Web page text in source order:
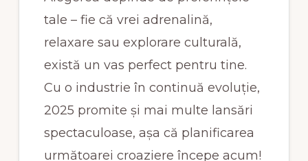
tale – fie că vrei adrenalină,
relaxare sau explorare culturală,
există un vas perfect pentru tine.
Cu o industrie în continuă evoluție,
2025 promite și mai multe lansări
spectaculoase, așa că planificarea
următoarei croaziere începe acum!